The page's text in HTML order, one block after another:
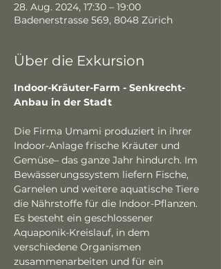
28. Aug. 2024, 17:30 – 19:00
Badenerstrasse 569, 8048 Zürich
Über die Exkursion
Indoor-Kräuter-Farm - Senkrecht-
Anbau in der Stadt
Die Firma Umami produziert in ihrer
Indoor-Anlage frische Kräuter und
Gemüse– das ganze Jahr hindurch. Im
Bewässerungssystem liefern Fische,
Garnelen und weitere aquatische Tiere
die Nährstoffe für die Indoor-Pflanzen.
Es besteht ein geschlossener
Aquaponik-Kreislauf, in dem
verschiedene Organismen
zusammenarbeiten und für ein